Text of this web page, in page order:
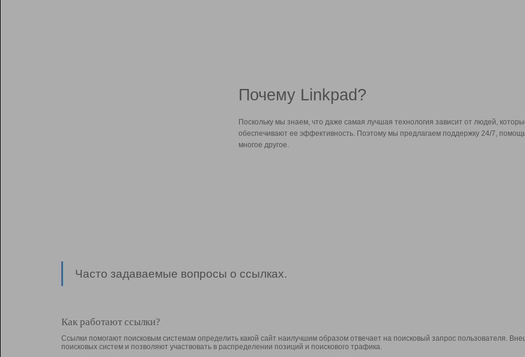
Почему Linkpad?
Поскольку мы знаем, что даже самая лучшая технология зависит от людей,
обеспечивают ее эффективность. Поэтому мы предлагаем поддержку 24/7, помощь
многое другое.
Часто задаваемые вопросы о ссылках.
Как работают ссылки?
Ссылки помогают поисковым системам определить какой сайт наилучшим образом отвечает на поисковый запрос пользователя.
поисковых систем и позволяют участвовать в раcпределении позиций и поискового трафика.